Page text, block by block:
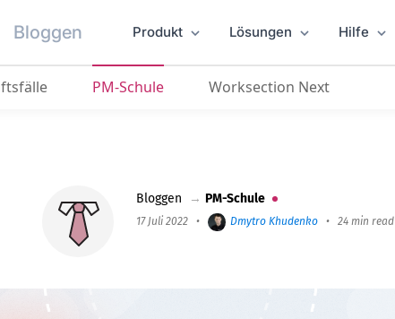
Bloggen Produkt Lösungen Hilfe
die sich heute lohnen zu nutzen
PM-Schule Worksection Next
Bloggen → PM-Schule
17 Juli 2022 • Dmytro Khudenko • 24 min read